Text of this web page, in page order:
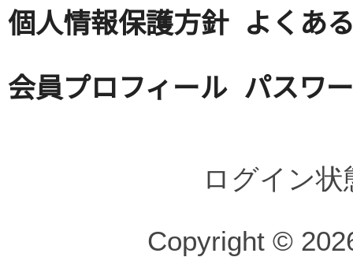
個人情報保護方針 よくあ
会員プロフィール パスワ
ログイン
Copyright ©